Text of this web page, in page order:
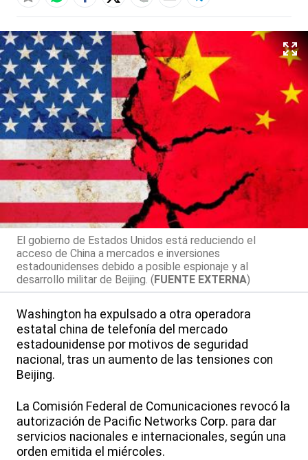
El gobierno de Estados Unidos está reduciendo el
acceso de China a mercados e inversiones
estadounidenses debido a posible espionaje y al
desarrollo militar de Beijing. (FUENTE EXTERNA)
Washington ha expulsado a otra operadora
estatal china de telefonía del mercado
estadounidense por motivos de seguridad
nacional, tras un aumento de las tensiones con
Beijing.
La Comisión Federal de Comunicaciones revocó la
autorización de Pacific Networks Corp. para dar
servicios nacionales e internacionales, según una
orden emitida el miércoles.